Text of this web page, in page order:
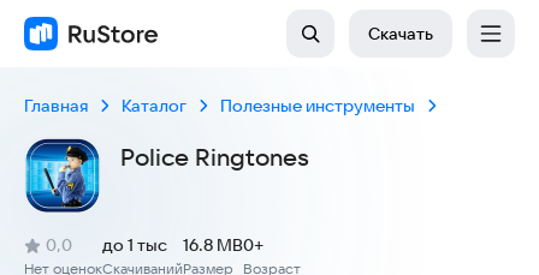
Скачать
Главная Каталог Полезные инструменты
Police Ringtones
Рейтинг:
0,0
(
Нет оценок
)
Скачиваний
до 1 тыс
Размер
16.8 MB
Возраст
0+